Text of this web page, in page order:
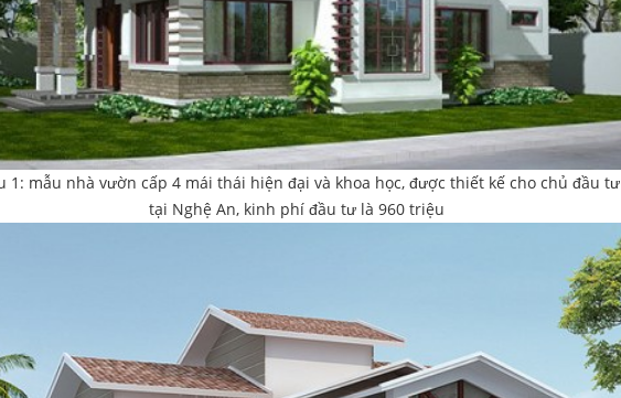
1: mẫu nhà vườn cấp 4 mái thái hiện đại và khoa học, được thiết kế cho chủ đầu tư
tại Nghệ An, kinh phí đầu tư là 960 triệu